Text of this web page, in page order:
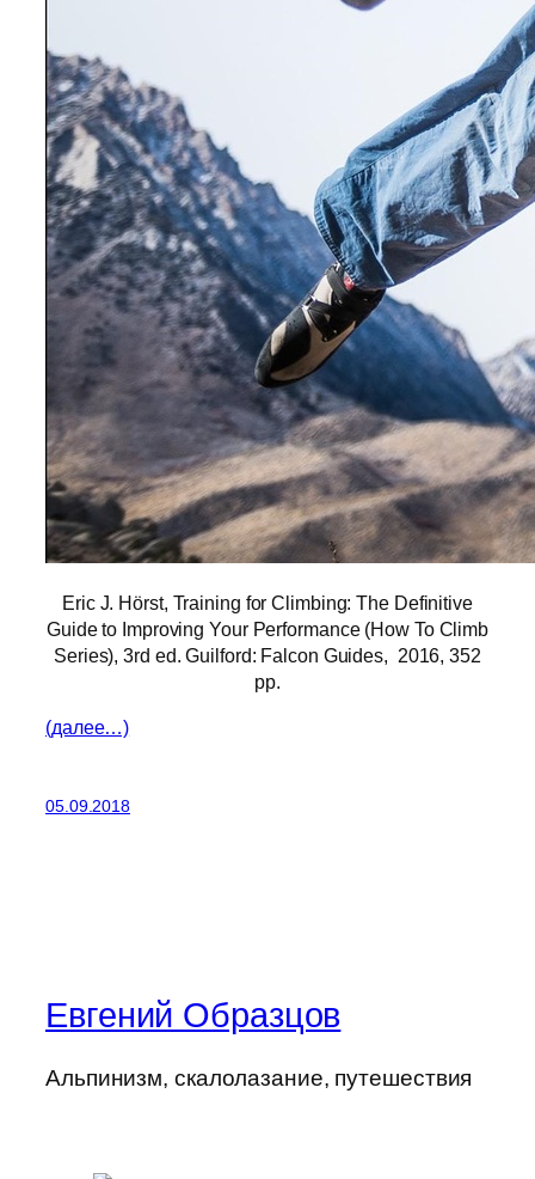
Eric J. Hörst, Training for Climbing: The Definitive
Guide to Improving Your Performance (How To Climb
Series), 3rd ed. Guilford: Falcon Guides, 2016, 352
pp.
(далее…)
05.09.2018
Евгений Образцов
Альпинизм, скалолазание, путешествия